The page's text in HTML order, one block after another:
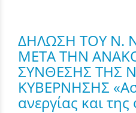
ΔΗΛΩΣΗ ΤΟΥ Ν.
ΜΕΤΑ ΤΗΝ
ΣΥΝΘΕΣΗΣ ΤΗΣ
ΚΥΒΕΡΝΗΣΗΣ
ανεργίας και